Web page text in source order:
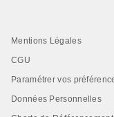
Mentions Légales
CGU
Paramétrer vos
Données Personnelles